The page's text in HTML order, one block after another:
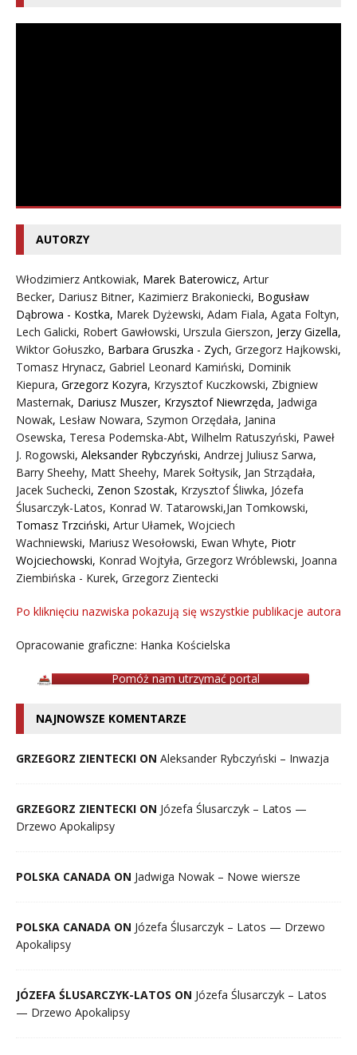
AUTORZY
Włodzimierz Antkowiak, Marek Baterowicz, Artur
Becker, Dariusz Bitner, Kazimierz Brakoniecki, Bogusław
Dąbrowa - Kostka, Marek Dyżewski, Adam Fiala, Agata Foltyn,
Lech Galicki, Robert Gawłowski, Urszula Gierszon, Jerzy Gizella,
Wiktor Gołuszko, Barbara Gruszka - Zych, Grzegorz Hajkowski,
Tomasz Hrynacz, Gabriel Leonard Kamiński, Dominik
Kiepura, Grzegorz Kozyra, Krzysztof Kuczkowski, Zbigniew
Masternak, Dariusz Muszer, Krzysztof Niewrzęda, Jadwiga
Nowak, Lesław Nowara, Szymon Orzędała, Janina
Osewska, Teresa Podemska-Abt, Wilhelm Ratuszyński, Paweł
J. Rogowski, Aleksander Rybczyński, Andrzej Juliusz Sarwa,
Barry Sheehy, Matt Sheehy, Marek Sołtysik, Jan Strządała,
Jacek Suchecki, Zenon Szostak, Krzysztof Śliwka, Józefa
Ślusarczyk-Latos, Konrad W. Tatarowski,Jan Tomkowski,
Tomasz Trzciński, Artur Ułamek, Wojciech
Wachniewski, Mariusz Wesołowski, Ewan Whyte, Piotr
Wojciechowski, Konrad Wojtyła, Grzegorz Wróblewski, Joanna
Ziembińska - Kurek, Grzegorz Zientecki
Po kliknięciu nazwiska pokazują się wszystkie publikacje autora
Opracowanie graficzne: Hanka Kościelska
Pomóż nam utrzymać portal
NAJNOWSZE KOMENTARZE
GRZEGORZ ZIENTECKI ON Aleksander Rybczyński – Inwazja
GRZEGORZ ZIENTECKI ON Józefa Ślusarczyk – Latos —
Drzewo Apokalipsy
POLSKA CANADA ON Jadwiga Nowak – Nowe wiersze
POLSKA CANADA ON Józefa Ślusarczyk – Latos — Drzewo
Apokalipsy
JÓZEFA ŚLUSARCZYK-LATOS ON Józefa Ślusarczyk – Latos
— Drzewo Apokalipsy